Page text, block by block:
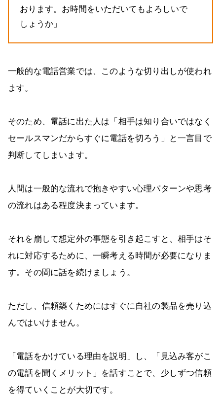
おります。お時間をいただいてもよろしいで
しょうか」
一般的な電話営業では、このような切り出しが使われ
ます。
そのため、電話に出た人は「相手は知り合いではなく
セールスマンだからすぐに電話を切ろう」と一言目で
判断してしまいます。
人間は一般的な流れで抱きやすい心理パターンや思考
の流れはある程度決まっています。
それを崩して想定外の事態を引き起こすと、相手はそ
れに対応するために、一瞬考える時間が必要になりま
す。その間に話を続けましょう。
ただし、信頼築くためにはすぐに自社の製品を売り込
んではいけません。
「電話をかけている理由を説明」し、「見込み客がこ
の電話を聞くメリット」を話すことで、少しずつ信頼
を得ていくことが大切です。